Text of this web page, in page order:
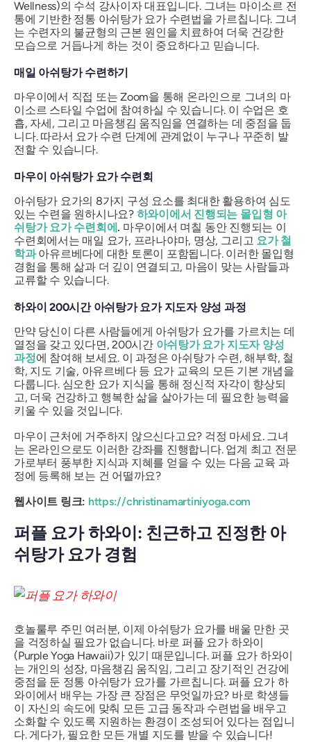
Wellness)의 수석 강사이자 대표입니다. 그녀는 마이소르 전
통에 기반한 정통 아쉬탕가 요가 수련법을 가르칩니다. 그녀
는 수련자의 불균형의 근본 원인을 치료하여 더욱 건강한
모습으로 거듭나게 하는 것이 중요하다고 믿습니다.
매일 아쉬탕가 수련하기
마우이에서 직접 또는 Zoom을 통해 온라인으로 그녀의 마
이소르 스타일 수업에 참여하실 수 있습니다. 이 수업은 호
흡, 자세, 그리고 마음챙김 움직임을 연결하는 데 중점을 둡
니다. 따라서 요가 수련 단계에 관계없이 누구나 꾸준히 발
전할 수 있습니다.
마우이 아쉬탕가 요가 수련회
아쉬탕가 요가의 8가지 구성 요소를 최대한 활용하여 심도
있는 수련을 원하시나요? 하와이에서 진행되는 몰입형 아
쉬탕가 요가 수련회에. 마우이에서 며칠 동안 진행되는 이
수련회에서는 매일 요가, 프라나야마, 명상, 그리고 요가 철
학과아유르베다에 대한 토론이 포함됩니다. 이러한 몰입형
경험을 통해 삶과 더 깊이 연결되고, 마음이 맞는 사람들과
교류할 수 있습니다.
하와이 200시간 아쉬탕가 요가 지도자 양성 과정
만약 당신이 다른 사람들에게 아쉬탕가 요가를 가르치는 데
열정을 갖고 있다면, 200시간 아쉬탕가 요가 지도자 양성
과정에 참여해 보세요. 이 과정은 아쉬탕가 수련, 해부학, 철
학, 지도 기술, 아유르베다 등 요가 교육의 모든 기본 개념을
다룹니다. 심오한 요가 지식을 통해 정신적 자각이 향상되
고, 더욱 건강하고 행복한 삶을 살아가는 데 필요한 능력을
키울 수 있을 것입니다.
마우이 근처에 거주하지 않으신다고요? 걱정 마세요. 그녀
는 온라인으로도 이러한 강좌를 진행합니다. 업계 최고 전문
가로부터 풍부한 지식과 지혜를 얻을 수 있는 다음 교육 과
정에 등록해 보는 건 어떨까요?
웹사이트 링크: https://christinamartiniyoga.com
퍼플 요가 하와이: 친근하고 진정한 아
쉬탕가 요가 경험
호놀룰루 주민 여러분, 이제 아쉬탕가 요가를 배울 만한 곳
을 걱정하실 필요가 없습니다. 바로 퍼플 요가 하와이
(Purple Yoga Hawaii)가 있기 때문입니다. 퍼플 요가 하와이
는 개인의 성장, 마음챙김 움직임, 그리고 장기적인 건강에
중점을 둔 정통 아쉬탕가 요가를 가르칩니다. 퍼플 요가 하
와이에서 배우는 가장 큰 장점은 무엇일까요? 바로 학생들
이 자신의 속도에 맞춰 모든 고급 동작과 수련법을 배우고
소화할 수 있도록 지원하는 환경이 조성되어 있다는 점입니
다. 게다가, 필요한 모든 개별 지도를 받을 수 있습니다!